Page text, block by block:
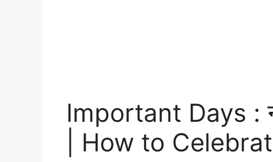
Important Days :
| How to